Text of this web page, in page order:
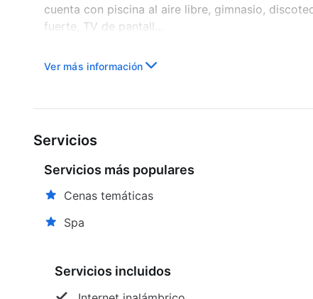
cuenta con piscina al aire libre, gimnasio,
fuerte, TV de pantall...
Ver más información
Servicios
Servicios más populares
Cenas temáticas
Spa
Servicios incluidos